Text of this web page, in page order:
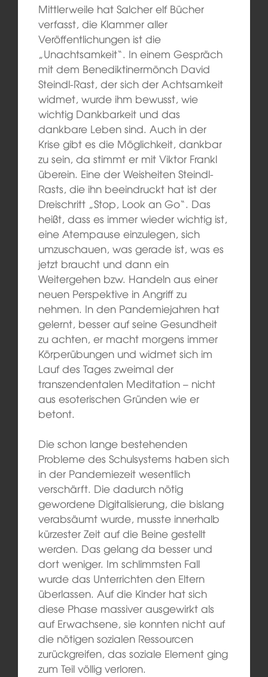
Mittlerweile hat Salcher elf Bücher
verfasst, die Klammer aller
Veröffentlichungen ist die
„Unachtsamkeit“. In einem Gespräch
mit dem Benediktinermönch David
Steindl-Rast, der sich der Achtsamkeit
widmet, wurde ihm bewusst, wie
wichtig Dankbarkeit und das
dankbare Leben sind. Auch in der
Krise gibt es die Möglichkeit, dankbar
zu sein, da stimmt er mit Viktor Frankl
überein. Eine der Weisheiten Steindl-
Rasts, die ihn beeindruckt hat ist der
Dreischritt „Stop, Look an Go“. Das
heißt, dass es immer wieder wichtig ist,
eine Atempause einzulegen, sich
umzuschauen, was gerade ist, was es
jetzt braucht und dann ein
Weitergehen bzw. Handeln aus einer
neuen Perspektive in Angriff zu
nehmen. In den Pandemiejahren hat
gelernt, besser auf seine Gesundheit
zu achten, er macht morgens immer
Körperübungen und widmet sich im
Lauf des Tages zweimal der
transzendentalen Meditation – nicht
aus esoterischen Gründen wie er
betont.
Die schon lange bestehenden
Probleme des Schulsystems haben sich
in der Pandemiezeit wesentlich
verschärft. Die dadurch nötig
gewordene Digitalisierung, die bislang
verabsäumt wurde, musste innerhalb
kürzester Zeit auf die Beine gestellt
werden. Das gelang da besser und
dort weniger. Im schlimmsten Fall
wurde das Unterrichten den Eltern
überlassen. Auf die Kinder hat sich
diese Phase massiver ausgewirkt als
auf Erwachsene, sie konnten nicht auf
die nötigen sozialen Ressourcen
zurückgreifen, das soziale Element ging
zum Teil völlig verloren.